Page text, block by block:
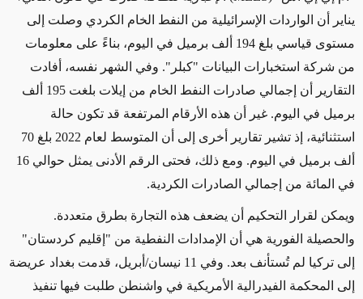
يناير أن الواردات الإسرائيلية من النفط الخام الكردي وصلت إلى
مستوى قياسي بلغ 194 ألف برميل في اليوم،
بناءً على معلومات
من شركة استخبارات البيانات "كبلر". وفي الشهر نفسه، أفادت
التقارير أن إجمالي صادرات النفط الخام من إيلات بلغت 195 ألف
برميل في اليوم. غير أن هذه الأرقام المرتفعة قد تكون حالة
استثنائية، إذ تشير تقارير أخرى إلى أن المتوسط لعام 2022 بلغ 70
ألف برميل في اليوم.
ومع ذلك، فحتى الرقم الأدنى يمثل حوالي 16
في المائة من إجمالي الصادرات الكردية.
ويمكن لقرار التحكيم أن يضعف هذه التجارة بطرق متعددة.
والحصيلة الفورية هي أن الإمدادات النفطية من "إقليم كردستان"
إلى تركيا لم تُستأنف بعد. وفي 11 نيسان/أبريل، قدمت بغداد عريضة
إلى المحكمة الفيدرالية الأمريكية في واشنطن طلبت فيها تنفيذ